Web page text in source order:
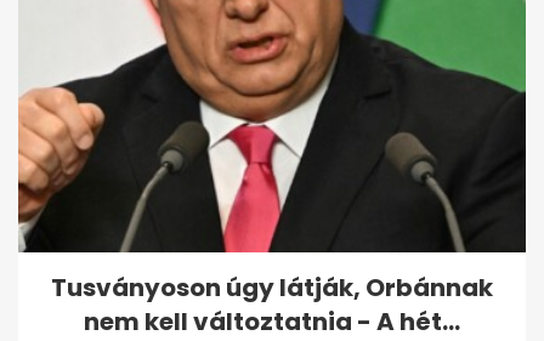
Megrázó: Ben Affleck
otthonában halt meg az
édesanyja, itt az...
Tusványoson úgy látják, Orbánnak
nem kell változtatnia - A hét...